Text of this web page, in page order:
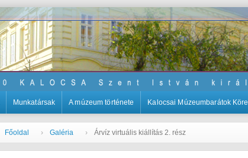
Munkatársak A múzeum története Kalocsai Múzeumbarátok Köre
Főoldal Galéria Árvíz virtuális kiállítás 2. rész